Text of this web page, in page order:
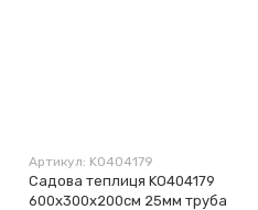
Артикул: KO404179
Садова теплиця KO404179
600x300x200см 25мм труба